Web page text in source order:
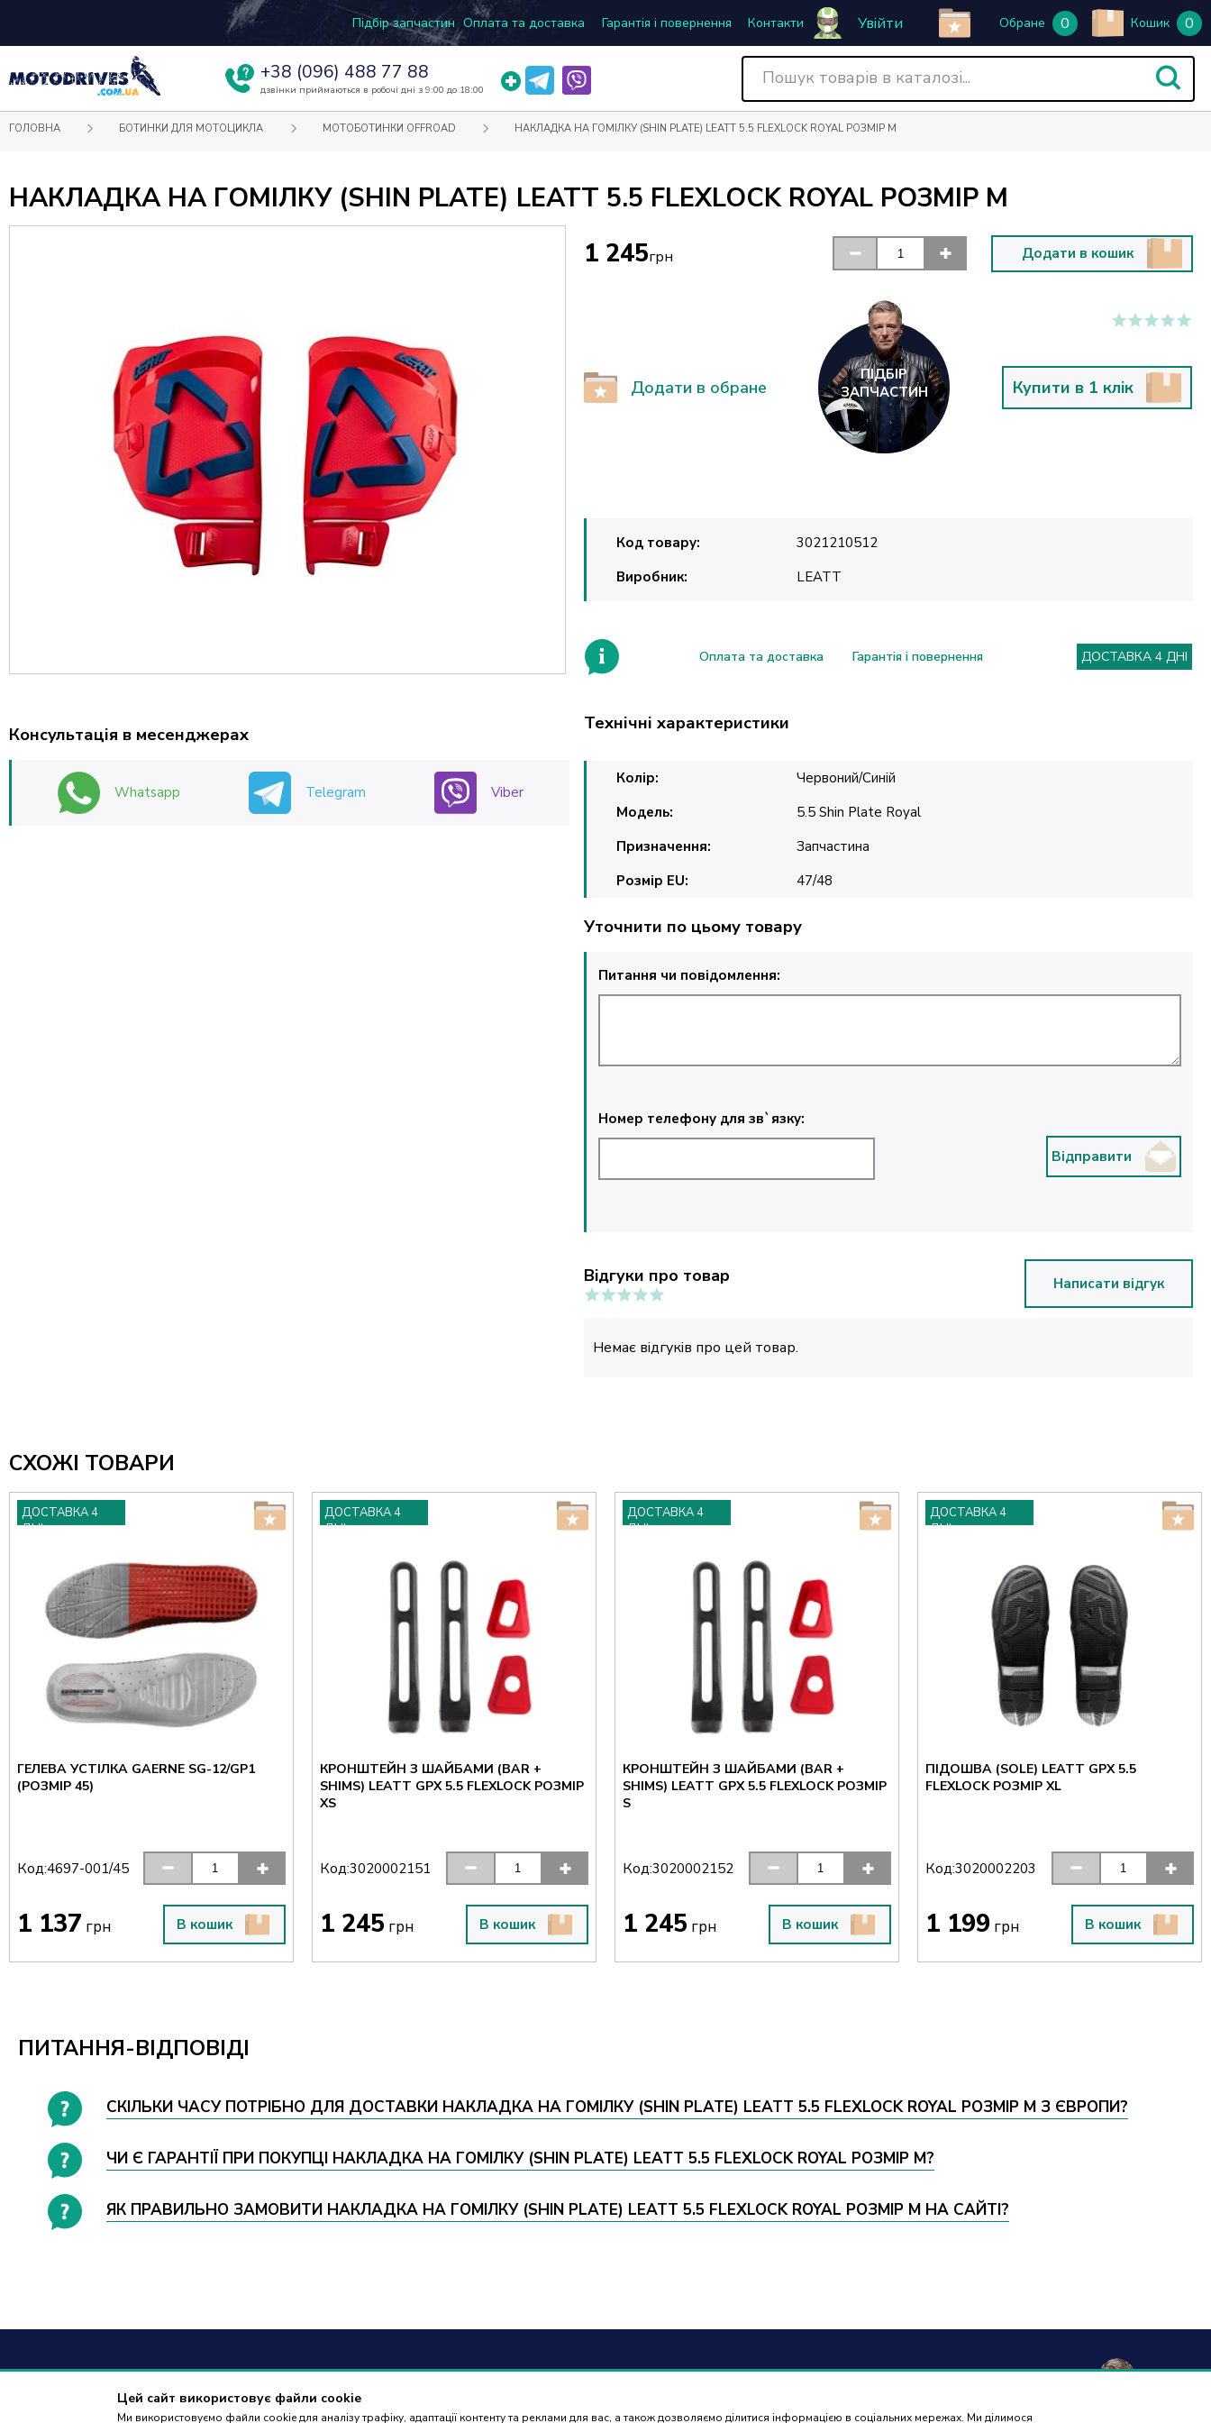
Підбір запчастин Оплата та доставка Гарантія і повернення Контакти Увійти Обране 0 Кошик 0
+38 (096) 488 77 88
дзвінки приймаються в робочі дні з 9:00 до 18:00
Цей сайт використовує файли cookie
Ми використовуємо файли cookie для аналізу трафіку, адаптації контенту та реклами для вас, а також дозволяємо ділитися інформацією в соціальних мережах. Ми ділимося
ГОЛОВНА БОТИНКИ ДЛЯ МОТОЦИКЛА МОТОБОТИНКИ OFFROAD НАКЛАДКА НА ГОМІЛКУ (SHIN PLATE) LEATT 5.5 FLEXLOCK ROYAL РОЗМІР M
НАКЛАДКА НА ГОМІЛКУ (SHIN PLATE) LEATT 5.5 FLEXLOCK ROYAL РОЗМІР M
Консультація в месенджерах
Whatsapp Telegram Viber
1 245грн Додати в кошик
Додати в обране
ПІДБІР
ЗАПЧАСТИН
Купити в 1 клік
Код товару:
3021210512
Виробник:
LEATT
Оплата та доставка Гарантія і повернення ДОСТАВКА 4 ДНІ
Технічні характеристики
Колір:
Червоний/Синій
Модель:
5.5 Shin Plate Royal
Призначення:
Запчастина
Розмір EU:
47/48
Уточнити по цьому товару
Питання чи повідомлення:
Номер телефону для зв`язку:
Відправити
Відгуки про товар Написати відгук
Немає відгуків про цей товар.
СХОЖІ ТОВАРИ
ДОСТАВКА 4
ДНІ
ГЕЛЕВА УСТІЛКА GAERNE SG-12/GP1
(РОЗМІР 45)
Код:4697-001/45
1 137 грн В кошик
ДОСТАВКА 4
ДНІ
КРОНШТЕЙН З ШАЙБАМИ (BAR +
SHIMS) LEATT GPX 5.5 FLEXLOCK РОЗМІР
XS
Код:3020002151
1 245 грн В кошик
ДОСТАВКА 4
ДНІ
КРОНШТЕЙН З ШАЙБАМИ (BAR +
SHIMS) LEATT GPX 5.5 FLEXLOCK РОЗМІР
S
Код:3020002152
1 245 грн В кошик
ДОСТАВКА 4
ДНІ
ПІДОШВА (SOLE) LEATT GPX 5.5
FLEXLOCK РОЗМІР XL
Код:3020002203
1 199 грн В кошик
ПИТАННЯ-ВІДПОВІДІ
СКІЛЬКИ ЧАСУ ПОТРІБНО ДЛЯ ДОСТАВКИ НАКЛАДКА НА ГОМІЛКУ (SHIN PLATE) LEATT 5.5 FLEXLOCK ROYAL РОЗМІР M З ЄВРОПИ?
ЧИ Є ГАРАНТІЇ ПРИ ПОКУПЦІ НАКЛАДКА НА ГОМІЛКУ (SHIN PLATE) LEATT 5.5 FLEXLOCK ROYAL РОЗМІР M?
ЯК ПРАВИЛЬНО ЗАМОВИТИ НАКЛАДКА НА ГОМІЛКУ (SHIN PLATE) LEATT 5.5 FLEXLOCK ROYAL РОЗМІР M НА САЙТІ?
+38